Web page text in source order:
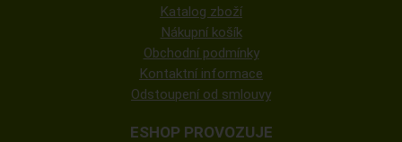
Katalog zboží
Nákupní košík
Obchodní podmínky
Kontaktní informace
Odstoupení od smlouvy
ESHOP PROVOZUJE